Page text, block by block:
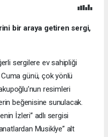
bir araya getiren sergi,
sergilere ev sahipliği
günü, çok yönlü
resimleri
beğenisine sunulacak.
İzleri” adlı sergisi
Musikîye” alt